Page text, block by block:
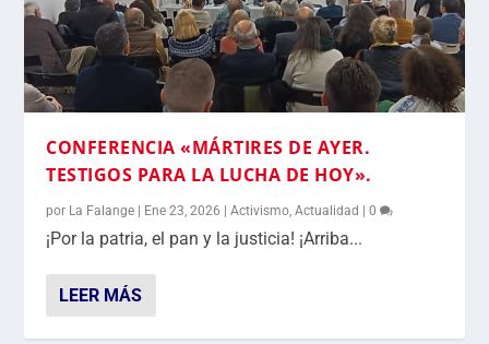
CONFERENCIA «MÁRTIRES DE AYER.
TESTIGOS PARA LA LUCHA DE HOY».
por La Falange | Ene 23, 2026 |Activismo,Actualidad |0
¡Por la patria, el pan y la justicia! ¡Arriba...
LEER MÁS